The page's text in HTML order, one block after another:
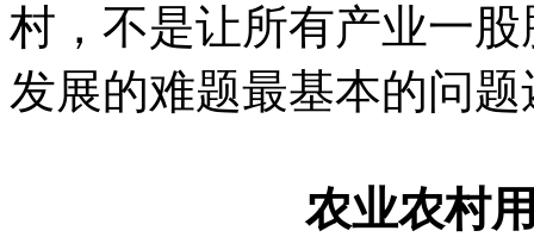
村，不是让所有产业一
发展的难题最基本的问
农业农村